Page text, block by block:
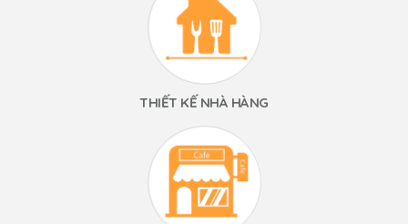
THIẾT KẾ NHÀ HÀNG